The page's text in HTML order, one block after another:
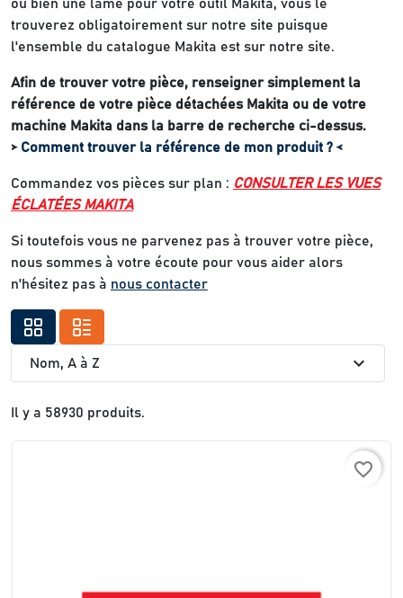
ou bien une lame pour votre outil Makita, vous le
trouverez obligatoirement sur notre site puisque
l'ensemble du catalogue Makita est sur notre site.
Afin de trouver votre pièce, renseigner simplement la
référence de votre pièce détachées Makita ou de votre
machine Makita dans la barre de recherche ci-dessus.
> Comment trouver la référence de mon produit ? <
Commandez vos pièces sur plan : CONSULTER LES VUES
ÉCLATÉES MAKITA
Si toutefois vous ne parvenez pas à trouver votre pièce,
nous sommes à votre écoute pour vous aider alors
n'hésitez pas à nous contacter
Il y a 58930 produits.
Nom, A à Z expand_more
favorite_border